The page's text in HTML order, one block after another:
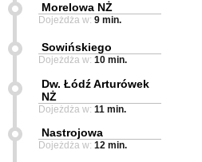
Morelowa NŻ
Dojeżdża w: 9 min.
Sowińskiego
Dojeżdża w: 10 min.
Dw. Łódź Arturówek
NŻ
Dojeżdża w: 11 min.
Nastrojowa
Dojeżdża w: 12 min.